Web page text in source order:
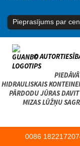
Pieprasījums par
©
HIDRAULISKAIS
PĀRDODU JŪRAS DAVIT
MIZAS LŪŽŅU
0086